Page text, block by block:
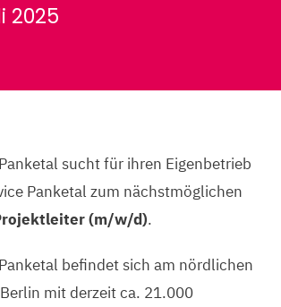
2025
sucht für ihren Eigenbetrieb
Panketal zum nächstmöglichen
(m/w/d).
befindet sich am nördlichen
mit derzeit ca. 21.000